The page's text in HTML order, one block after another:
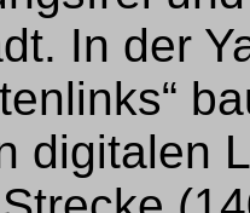
In der
digitalen